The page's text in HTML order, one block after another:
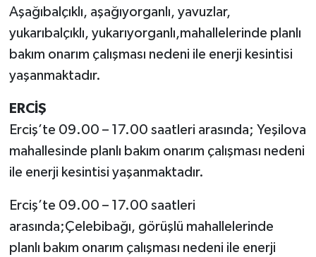
Aşağıbalçıklı, aşağıyorganlı, yavuzlar,
yukarıbalçıklı, yukarıyorganlı,mahallelerinde planlı
bakım onarım çalışması nedeni ile enerji kesintisi
yaşanmaktadır.
ERCİŞ
Erciş’te 09.00 – 17.00 saatleri arasında; Yeşilova
mahallesinde planlı bakım onarım çalışması nedeni
ile enerji kesintisi yaşanmaktadır.
Erciş’te 09.00 – 17.00 saatleri
arasında;Çelebibağı, görüşlü mahallelerinde
planlı bakım onarım çalışması nedeni ile enerji